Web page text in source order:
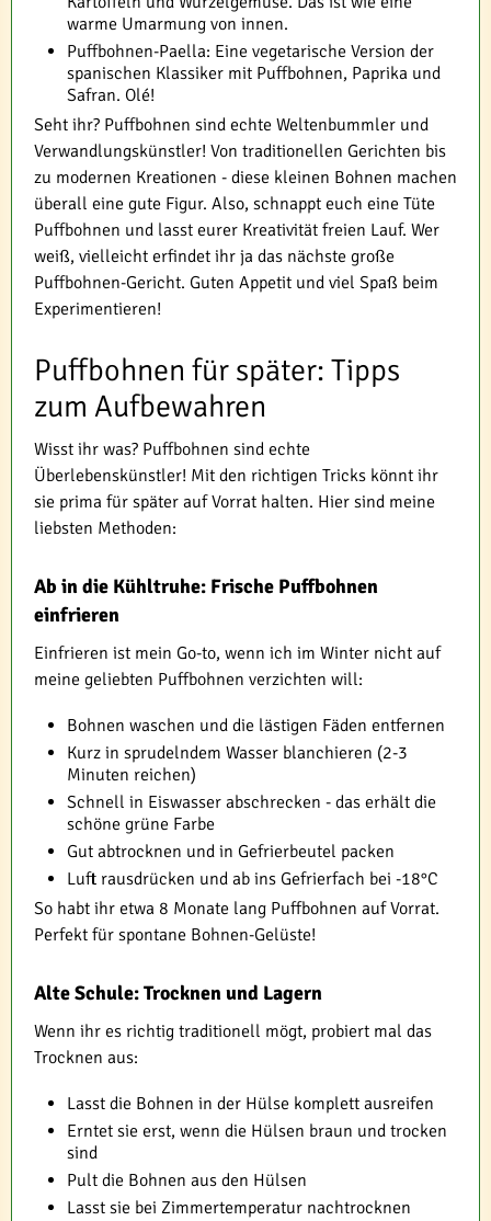
warme Umarmung von innen.
Puffbohnen-Paella: Eine vegetarische Version der
spanischen Klassiker mit Puffbohnen, Paprika und
Safran. Olé!
Seht ihr? Puffbohnen sind echte Weltenbummler und
Verwandlungskünstler! Von traditionellen Gerichten bis
zu modernen Kreationen - diese kleinen Bohnen machen
überall eine gute Figur. Also, schnappt euch eine Tüte
Puffbohnen und lasst eurer Kreativität freien Lauf. Wer
weiß, vielleicht erfindet ihr ja das nächste große
Puffbohnen-Gericht. Guten Appetit und viel Spaß beim
Experimentieren!
Puffbohnen für später: Tipps
zum Aufbewahren
Wisst ihr was? Puffbohnen sind echte
Überlebenskünstler! Mit den richtigen Tricks könnt ihr
sie prima für später auf Vorrat halten. Hier sind meine
liebsten Methoden:
Ab in die Kühltruhe: Frische Puffbohnen
einfrieren
Einfrieren ist mein Go-to, wenn ich im Winter nicht auf
meine geliebten Puffbohnen verzichten will:
Bohnen waschen und die lästigen Fäden entfernen
Kurz in sprudelndem Wasser blanchieren (2-3
Minuten reichen)
Schnell in Eiswasser abschrecken - das erhält die
schöne grüne Farbe
Gut abtrocknen und in Gefrierbeutel packen
Luft rausdrücken und ab ins Gefrierfach bei -18°C
So habt ihr etwa 8 Monate lang Puffbohnen auf Vorrat.
Perfekt für spontane Bohnen-Gelüste!
Alte Schule: Trocknen und Lagern
Wenn ihr es richtig traditionell mögt, probiert mal das
Trocknen aus:
Lasst die Bohnen in der Hülse komplett ausreifen
Erntet sie erst, wenn die Hülsen braun und trocken
sind
Pult die Bohnen aus den Hülsen
Lasst sie bei Zimmertemperatur nachtrocknen